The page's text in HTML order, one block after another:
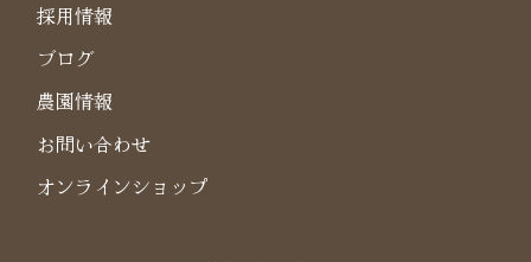
採用情報
ブログ
農園情報
お問い合わせ
オンラインショップ